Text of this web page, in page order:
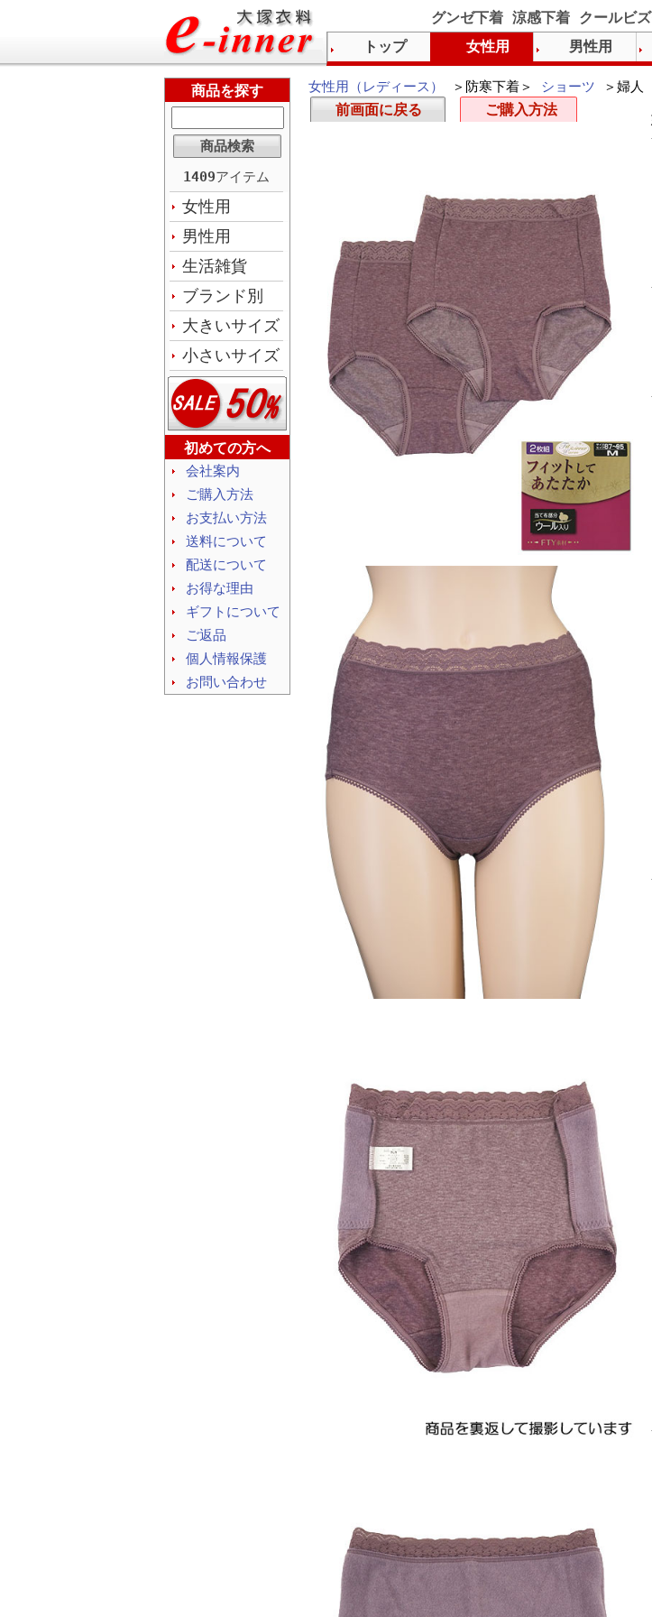
グンゼ下着 涼感下着 クールビ
女性用（レディース） ＞防寒下着＞ ショーツ ＞婦人
前画面に戻る ご購入方法
商品を探す
1409アイテム
女性用
男性用
生活雑貨
ブランド別
大きいサイズ
小さいサイズ
初めての方へ
会社案内
ご購入方法
お支払い方法
送料について
配送について
お得な理由
ギフトについて
ご返品
個人情報保護
お問い合わせ
トップ 女性用 男性用